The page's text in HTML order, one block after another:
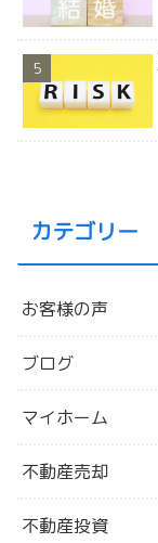
カテゴリー
お客様の声
ブログ
マイホーム
不動産売却
不動産投資